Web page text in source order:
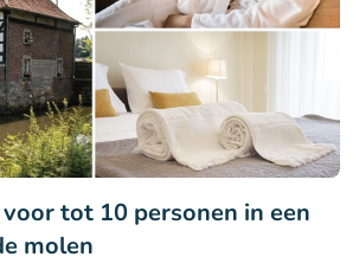
tot 10 personen in een
molen